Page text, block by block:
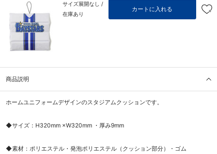
サイズ展開なし /
在庫あり
カートに入れる
商品説明
ホームユニフォームデザインのスタジアムクッションです。
◆サイズ：H320mm ×W320mm ・厚み9mm
◆素材：ポリエステル・発泡ポリエステル（クッション部分）・ゴム